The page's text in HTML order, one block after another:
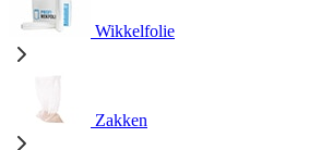
Wikkelfolie
Zakken